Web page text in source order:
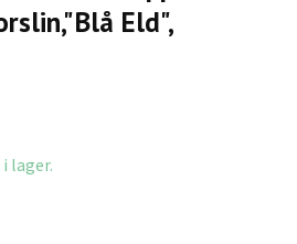
Eld",
lager.